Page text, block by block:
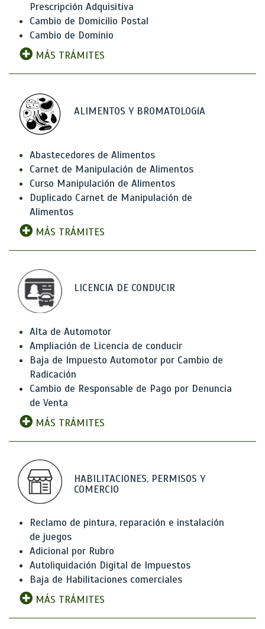
Prescripción Adquisitiva
Cambio de Domicilio Postal
Cambio de Dominio
MÁS TRÁMITES
ALIMENTOS Y BROMATOLOGíA
Abastecedores de Alimentos
Carnet de Manipulación de Alimentos
Curso Manipulación de Alimentos
Duplicado Carnet de Manipulación de
Alimentos
MÁS TRÁMITES
LICENCIA DE CONDUCIR
Alta de Automotor
Ampliación de Licencia de conducir
Baja de Impuesto Automotor por Cambio de
Radicación
Cambio de Responsable de Pago por Denuncia
de Venta
MÁS TRÁMITES
HABILITACIONES, PERMISOS Y
COMERCIO
Reclamo de pintura, reparación e instalación
de juegos
Adicional por Rubro
Autoliquidación Digital de Impuestos
Baja de Habilitaciones comerciales
MÁS TRÁMITES